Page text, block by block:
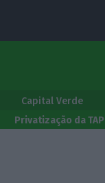
Capital Verde
Privatização da TAP